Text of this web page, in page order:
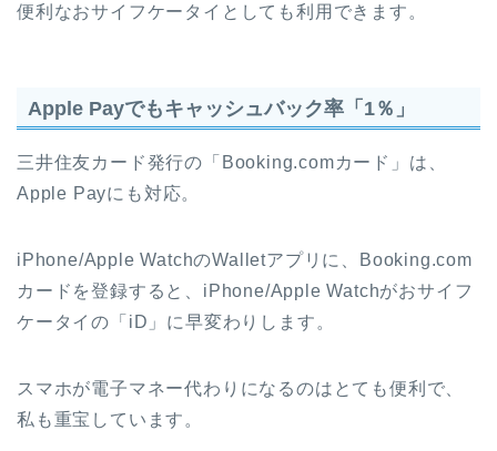
便利なおサイフケータイとしても利用できます。
Apple Payでもキャッシュバック率「1％」
三井住友カード発行の「Booking.comカード」は、
Apple Payにも対応。
iPhone/Apple WatchのWalletアプリに、Booking.com
カードを登録すると、iPhone/Apple Watchがおサイフ
ケータイの「iD」に早変わりします。
スマホが電子マネー代わりになるのはとても便利で、
私も重宝しています。